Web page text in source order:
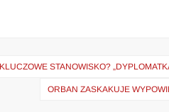
STANOWISKO?
ORBAN ZASKAKUJE